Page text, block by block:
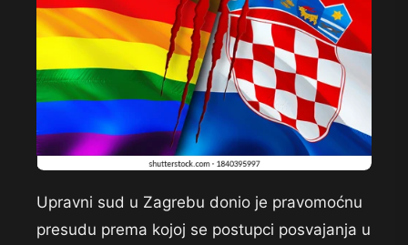
Upravni sud u Zagrebu donio je pravomoćnu
presudu prema kojoj se postupci posvajanja u